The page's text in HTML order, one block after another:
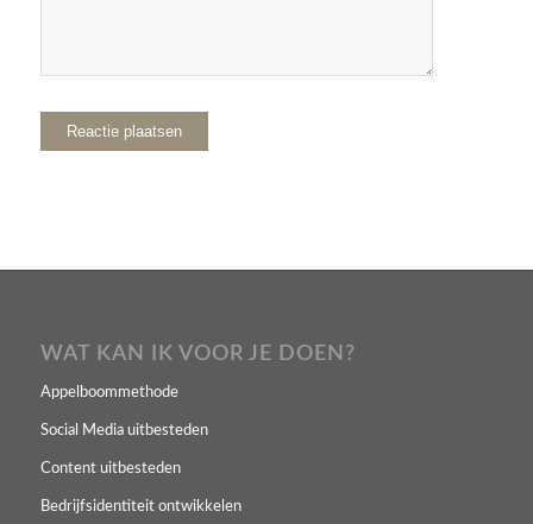
WAT KAN IK VOOR JE DOEN?
Appelboommethode
Social Media uitbesteden
Content uitbesteden
Bedrijfsidentiteit ontwikkelen